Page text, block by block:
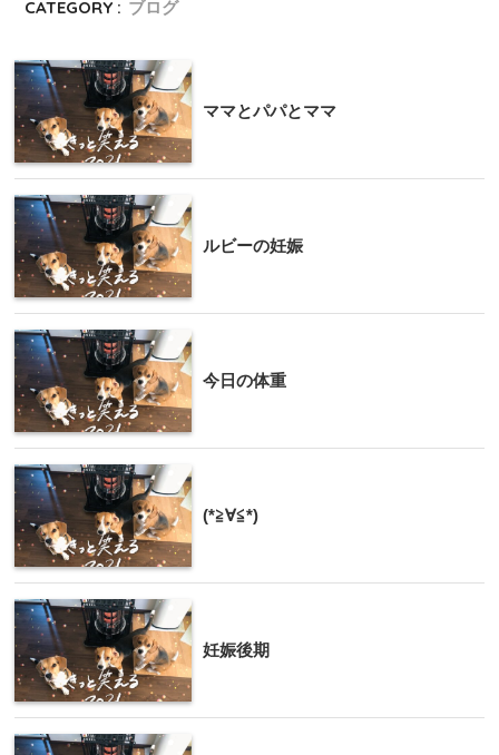
CATEGORY : ブログ
ママとパパとママ
ルビーの妊娠
今日の体重
(*≧∀≦*)
妊娠後期